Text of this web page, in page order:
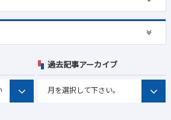
過去記事アーカイブ